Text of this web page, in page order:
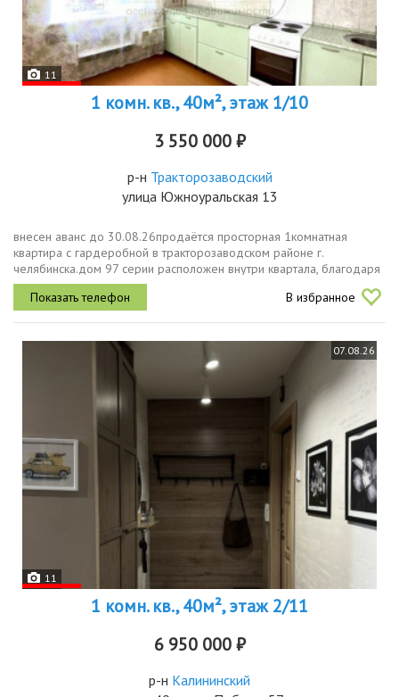
11
1 комн. кв., 40м², этаж 1/10
3 550 000 ₽
р-н Тракторозаводский
улица Южноуральская 13
внесен аванс до 30.08.26продаётся просторная 1комнатная
квартира с гардеробной в тракторозаводском районе г.
челябинска.дом 97 серии расположен внутри квартала, благодаря
чему в квартире всегда тихо и спокойно, нет шума дорог и
городской пыли. во...
В избранное
07.08.26
11
1 комн. кв., 40м², этаж 2/11
6 950 000 ₽
р-н Калининский